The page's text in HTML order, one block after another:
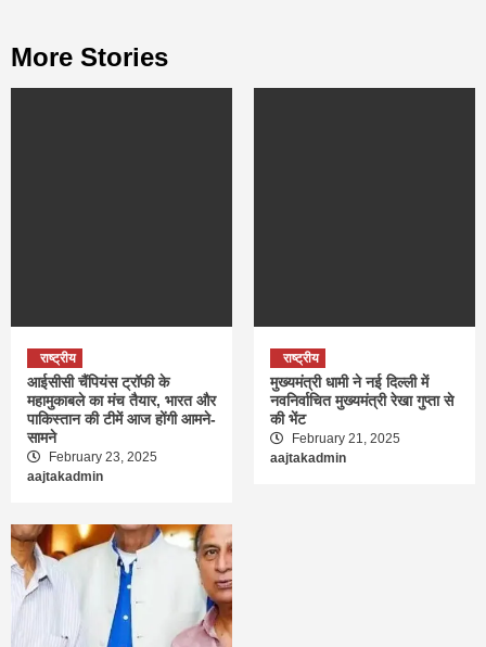
More Stories
राष्ट्रीय
आईसीसी चैंपियंस ट्रॉफी के
महामुकाबले का मंच तैयार, भारत और
पाकिस्तान की टीमें आज होंगी आमने-
सामने
February 23, 2025
aajtakadmin
राष्ट्रीय
मुख्यमंत्री धामी ने नई दिल्ली में
नवनिर्वाचित मुख्यमंत्री रेखा गुप्ता से
की भेंट
February 21, 2025
aajtakadmin